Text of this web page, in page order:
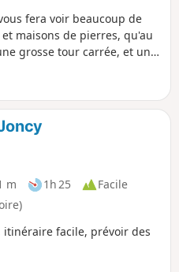
fera voir beaucoup de
maisons de pierres, qu'au
grosse tour carrée, et un
m 1h 25
Facile
itinéraire facile, prévoir des